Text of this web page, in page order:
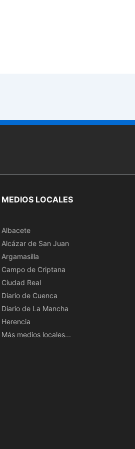
MEDIOS LOCALES
Albacete
Alcázar de San Juan
Argamasilla
Campo de Criptana
Ciudad Real
Diario de Cuenca
Diario de La Mancha
Herencia
Más medios locales...